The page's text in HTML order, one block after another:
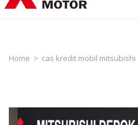
Home > cas kredit mobil mitsubishi